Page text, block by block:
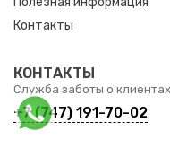
Контакты
КОНТАКТЫ
Служба заботы о клиентах
+7 (747) 191-70-02